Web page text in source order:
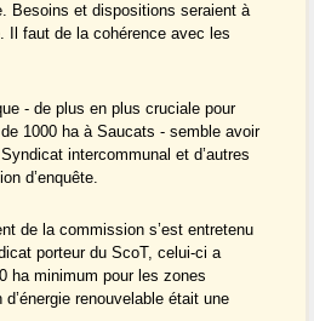
Besoins et dispositions seraient à
Il faut de la cohérence avec les
- de plus en plus cruciale pour
1000 ha à Saucats - semble avoir
intercommunal et d’autres
d’enquête.
de la commission s’est entretenu
porteur du ScoT, celui-ci a
ha minimum pour les zones
renouvelable était une